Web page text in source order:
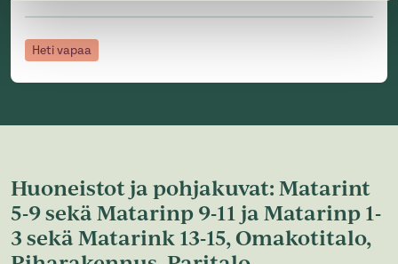
Heti vapaa
Huoneistot ja pohjakuvat: Matarint
5-9 sekä Matarinp 9-11 ja Matarinp 1-
3 sekä Matarink 13-15, Omakotitalo,